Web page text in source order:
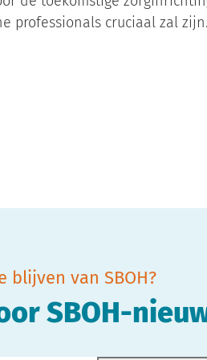
professionals cruciaal zal zijn.
blijven van SBOH?
SBOH-